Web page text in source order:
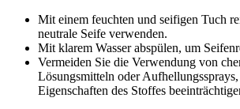
Mit einem feuchten und seifigen Tuch
neutrale Seife verwenden.
Mit klarem Wasser abspülen, um
Vermeiden Sie die Verwendung von
Lösungsmitteln oder Aufhellungssprays,
Eigenschaften des Stoffes